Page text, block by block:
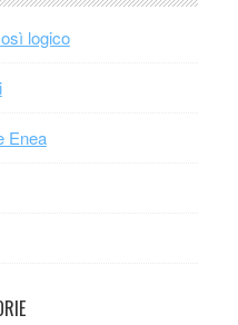
logico
Enea